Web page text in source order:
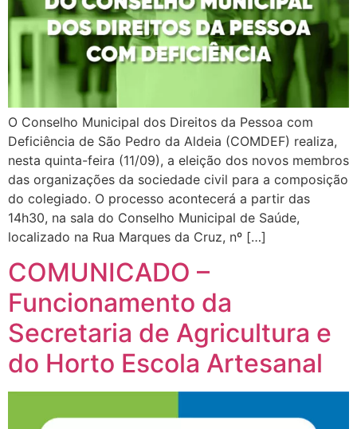
O Conselho Municipal dos Direitos da Pessoa com
Deficiência de São Pedro da Aldeia (COMDEF) realiza,
nesta quinta-feira (11/09), a eleição dos novos membros
das organizações da sociedade civil para a composição
do colegiado. O processo acontecerá a partir das
14h30, na sala do Conselho Municipal de Saúde,
localizado na Rua Marques da Cruz, nº […]
COMUNICADO –
Funcionamento da
Secretaria de Agricultura e
do Horto Escola Artesanal